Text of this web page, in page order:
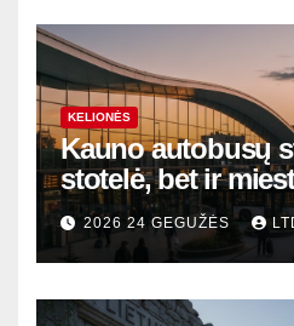
KELIONĖS
Kauno autobusų
stotelė, bet ir
modernūs vartai į
sostinę
2026 24 GEGUŽĖS